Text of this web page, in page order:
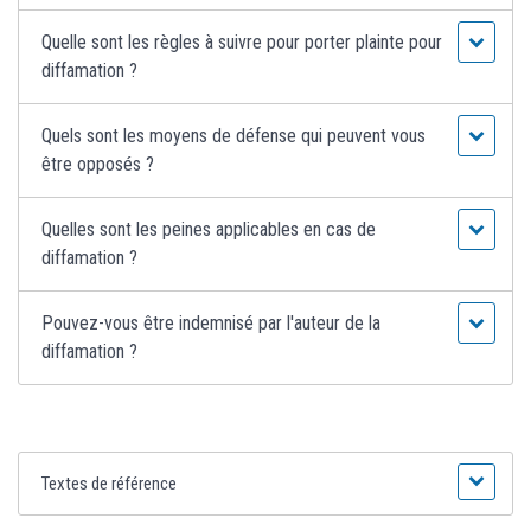
Quelle sont les règles à suivre pour porter plainte pour
diffamation ?
Quels sont les moyens de défense qui peuvent vous
être opposés ?
Quelles sont les peines applicables en cas de
diffamation ?
Pouvez-vous être indemnisé par l'auteur de la
diffamation ?
Textes de référence